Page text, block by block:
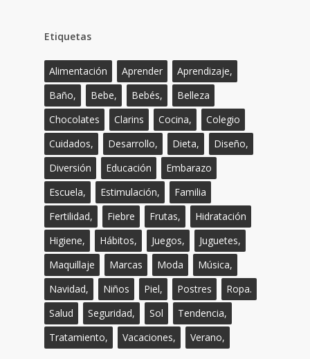
Etiquetas
Alimentación Aprender
Aprendizaje,
Baño,
Bebe, Bebés,
Belleza
Chocolates
Clarins Cocina,
Colegio
Cuidados,
Desarrollo, Dieta,
Diseño,
Diversión
Educación
Embarazo
Escuela,
Estimulación,
Familia
Fertilidad,
Fiebre Frutas,
Hidratación
Higiene,
Hábitos, Juegos,
Juguetes,
Maquillaje
Marcas Moda
Música,
Navidad,
Niños Piel, Postres
Ropa.
Salud
Seguridad, Sol
Tendencia,
Tratamiento,
Vacaciones, Verano,